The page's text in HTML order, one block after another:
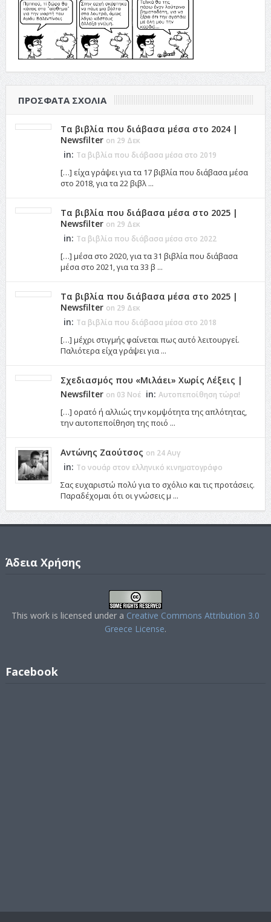
ΠΡΌΣΦΑΤΑ ΣΧΌΛΙΑ
Τα βιβλία που διάβασα μέσα στο 2024 |
Newsfilter on 29 Δεκ
in: Τα βιβλία που διάβασα μέσα στο 2019
[…] είχα γράψει για τα 17 βιβλία που διάβασα μέσα
στο 2018, για τα 22 βιβλ ...
Τα βιβλία που διάβασα μέσα στο 2025 |
Newsfilter on 29 Δεκ
in: Τα βιβλία που διάβασα μέσα στο 2022
[…] μέσα στο 2020, για τα 31 βιβλία που διάβασα
μέσα στο 2021, για τα 33 β ...
Τα βιβλία που διάβασα μέσα στο 2025 |
Newsfilter on 29 Δεκ
in: Τα βιβλία που διάβασα μέσα στο 2018
[…] μέχρι στιγμής φαίνεται πως αυτό λειτουργεί.
Παλιότερα είχα γράψει για ...
Σχεδιασμός που «Μιλάει» Χωρίς Λέξεις |
Newsfilter on 03 Νοέ in: Αυτοπεποίθηση τώρα!
[…] ορατό ή αλλιώς την κομψότητα της απλότητας,
την αυτοπεποίθηση της ποιό ...
Αντώνης Ζαούτσος on 24 Αυγ
in: Το νουάρ στον ελληνικό κινηματογράφο
Σας ευχαριστώ πολύ για το σχόλιο και τις προτάσεις.
Παραδέχομαι ότι οι γνώσεις μ ...
Άδεια Χρήσης
This work is licensed under a Creative Commons Attribution 3.0
Greece License.
Facebook